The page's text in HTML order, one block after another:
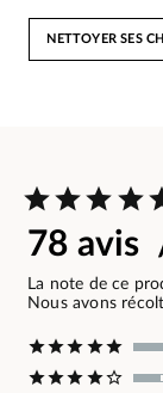
NETTOYER SES
78 avis
La note de ce
Nous avons